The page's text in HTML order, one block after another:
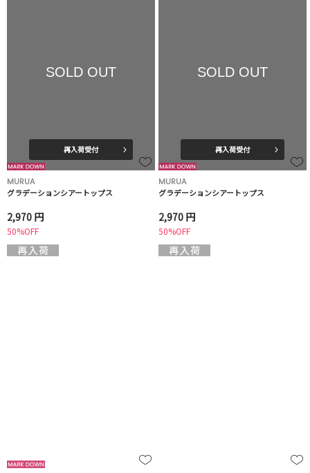
SOLD OUT
再入荷受付
MURUA
グラデーションシアートップス
2,970 円
50%OFF
SOLD OUT
再入荷受付
MURUA
グラデーションシアートップス
2,970 円
50%OFF